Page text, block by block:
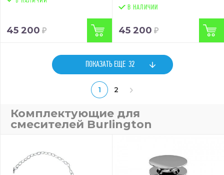
45 200
В НАЛИЧИИ
45 200
ПОКАЗАТЬ ЕЩЕ 32
1 2
Комплектующие для
смесителей Burlington